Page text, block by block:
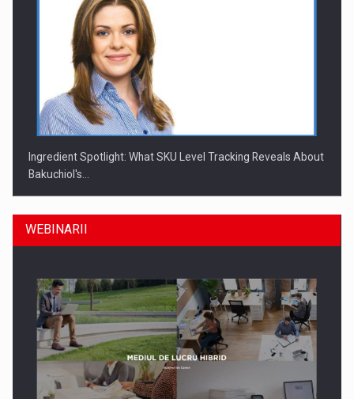
Ingredient Spotlight: What SKU Level Tracking Reveals About
Bakuchiol's…
Producatorii si comerciantii care nu se supun noilor
WEBINARII